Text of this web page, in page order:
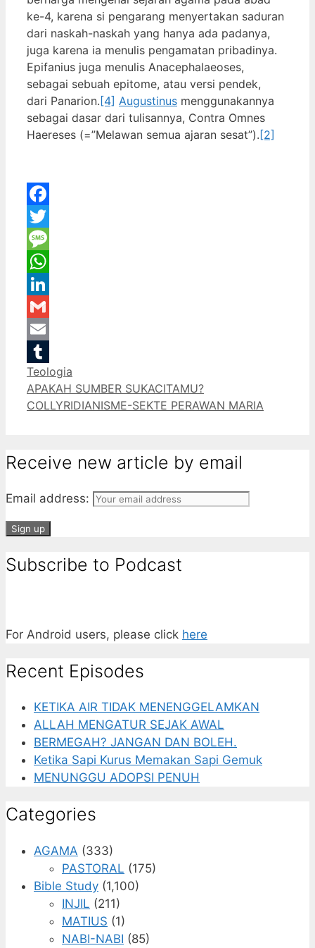
ke-4, karena si pengarang menyertakan saduran
dari naskah-naskah yang hanya ada padanya,
juga karena ia menulis pengamatan pribadinya.
Epifanius juga menulis Anacephalaeoses,
sebagai sebuah epitome, atau versi pendek,
dari Panarion.[4] Augustinus menggunakannya
sebagai dasar dari tulisannya, Contra Omnes
Haereses (=”Melawan semua ajaran sesat”).[2]
Facebook
Twitter
Message
WhatsApp
LinkedIn
Gmail
Email
Tumblr
Categories
Teologia
APAKAH SUMBER SUKACITAMU?
COLLYRIDIANISME-SEKTE PERAWAN MARIA
Receive new article by email
Email address:
Subscribe to Podcast
For Android users, please click here
Recent Episodes
KETIKA AIR TIDAK MENENGGELAMKAN
ALLAH MENGATUR SEJAK AWAL
BERMEGAH? JANGAN DAN BOLEH.
Ketika Sapi Kurus Memakan Sapi Gemuk
MENUNGGU ADOPSI PENUH
Categories
AGAMA (333)
PASTORAL (175)
Bible Study (1,100)
INJIL (211)
MATIUS (1)
NABI-NABI (85)